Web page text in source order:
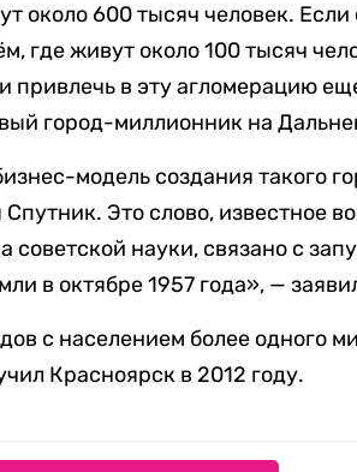
около 600 тысяч человек. Если
где живут около 100 тысяч
привлечь в эту агломерацию
город-миллионник на
модель создания такого
Это слово, известное
науки, связано с
в октябре 1957 года», —
с населением более одного
Красноярск в 2012 году.